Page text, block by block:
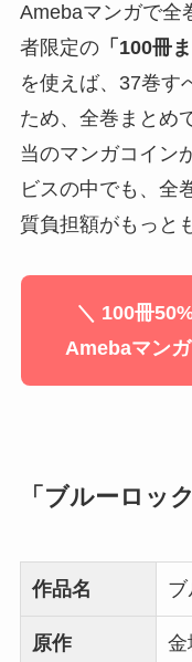
Amebaマンガで全
者限定の「100冊
を使えば、37巻す
ため、全巻まとめ
当のマンガコイン
ビスの中でも、全
質負担額がもっと
＼ 100冊
Amebaマン
「ブルーロッ
作品名 ブ
原作 金